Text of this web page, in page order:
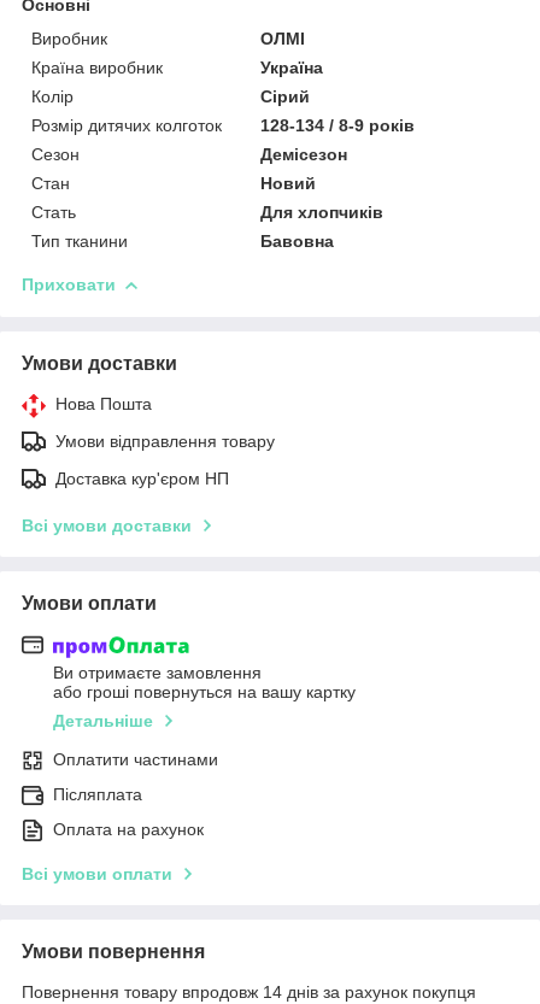
Основні
Виробник
ОЛМІ
Країна виробник
Україна
Колір
Сірий
Розмір дитячих колготок
128-134 / 8-9 років
Сезон
Демісезон
Стан
Новий
Стать
Для хлопчиків
Тип тканини
Бавовна
Приховати
Умови доставки
Нова Пошта
Умови відправлення товару
Доставка кур'єром НП
Всі умови доставки
Умови оплати
Ви отримаєте замовлення
або гроші повернуться на вашу картку
Детальніше
Оплатити частинами
Післяплата
Оплата на рахунок
Всі умови оплати
Умови повернення
Повернення товару впродовж 14 днів за рахунок покупця